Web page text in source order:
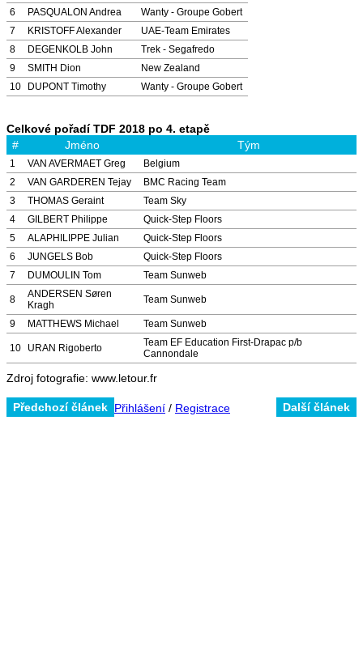
6
PASQUALON Andrea
Wanty - Groupe Gobert
7
KRISTOFF Alexander
UAE-Team Emirates
8
DEGENKOLB John
Trek - Segafredo
9
SMITH Dion
New Zealand
10
DUPONT Timothy Wanty - Groupe Gobert
Celkové pořadí TDF 2018 po 4. etapě
#
Jméno Tým
1 VAN AVERMAET Greg
Belgium
2
VAN GARDEREN Tejay
BMC Racing Team
3
THOMAS Geraint
Team Sky
4
GILBERT Philippe
Quick-Step Floors
5
ALAPHILIPPE Julian
Quick-Step Floors
6
JUNGELS Bob
Quick-Step Floors
7
DUMOULIN Tom Team Sunweb
8
ANDERSEN Søren
Kragh
Team Sunweb
9 MATTHEWS Michael Team Sunweb
10 URAN Rigoberto
Team EF Education First-Drapac p/b
Cannondale
Zdroj fotografie: www.letour.fr
Předchozí článek Další článek
Přihlášení / Registrace